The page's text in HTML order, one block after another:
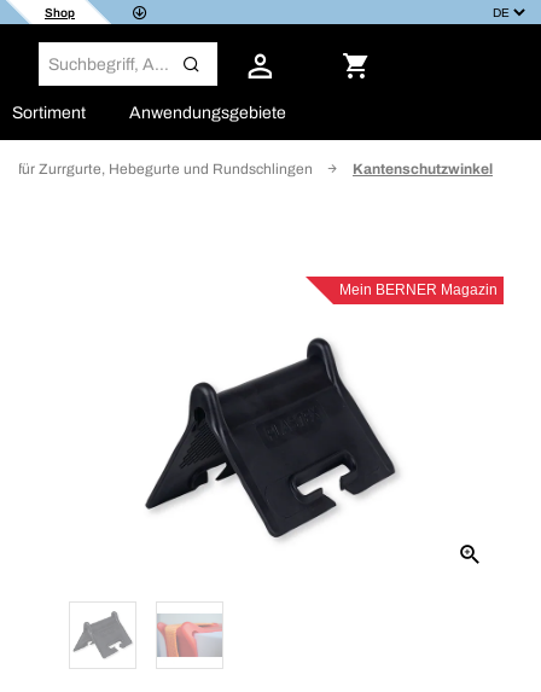
Shop
Sortiment Anwendungsgebiete
für Zurrgurte, Hebegurte und Rundschlingen Kantenschutzwinkel
Mein BERNER Magazin